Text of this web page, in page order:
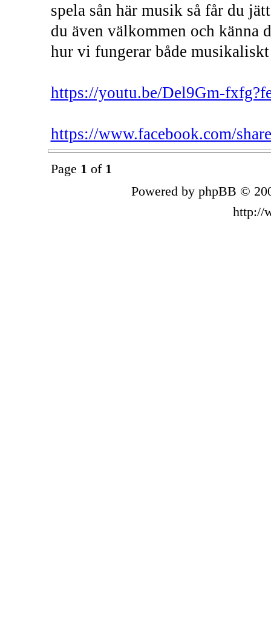
spela sån här musik så får du
du även välkommen och känna
hur vi fungerar både
https://youtu.be/Del9Gm-
https://www.facebook.com/
Page 1 of 1
Powered by phpBB ©
http://